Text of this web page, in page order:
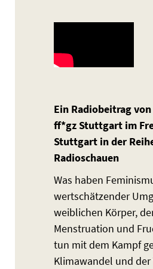
Ein Radiobeitrag von
ff*gz Stuttgart im
Stuttgart in der
Radioschauen
Was haben
wertschätzender
weiblichen Körper,
Menstruation und
tun mit dem Kampf
Klimawandel und